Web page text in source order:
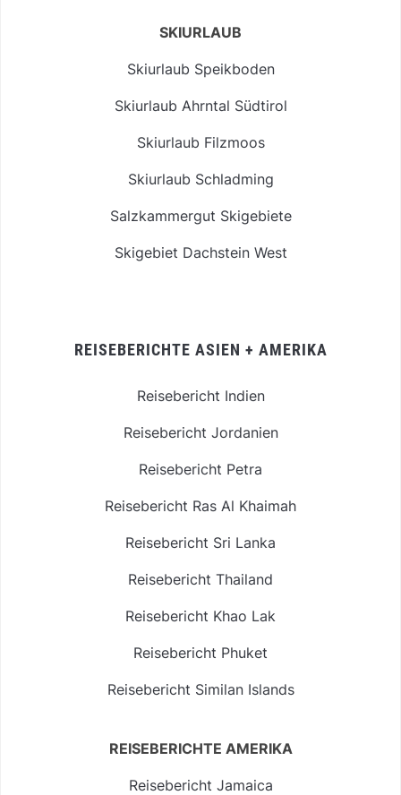
SKIURLAUB
Skiurlaub Speikboden
Skiurlaub Ahrntal Südtirol
Skiurlaub Filzmoos
Skiurlaub Schladming
Salzkammergut Skigebiete
Skigebiet Dachstein West
REISEBERICHTE ASIEN + AMERIKA
Reisebericht Indien
Reisebericht Jordanien
Reisebericht Petra
Reisebericht Ras Al Khaimah
Reisebericht Sri Lanka
Reisebericht Thailand
Reisebericht Khao Lak
Reisebericht Phuket
Reisebericht Similan Islands
REISEBERICHTE AMERIKA
Reisebericht Jamaica